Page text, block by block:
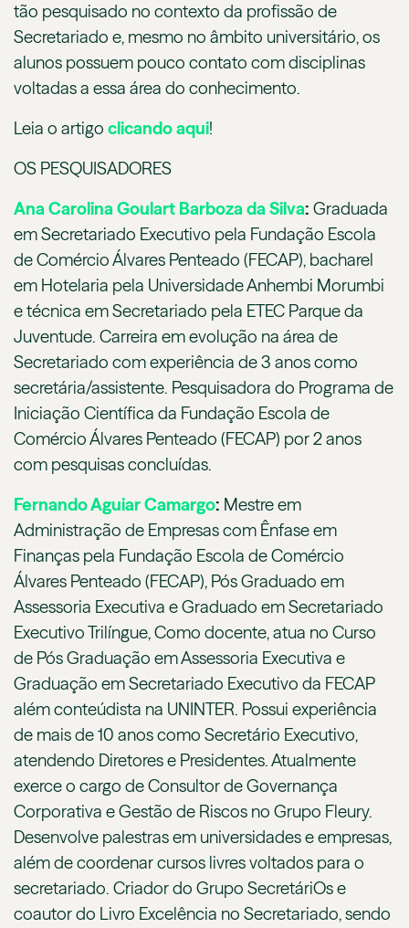
tão pesquisado no contexto da profissão de
Secretariado e, mesmo no âmbito universitário, os
alunos possuem pouco contato com disciplinas
voltadas a essa área do conhecimento.
Leia o artigo clicando aqui!
OS PESQUISADORES
Ana Carolina Goulart Barboza da Silva: Graduada
em Secretariado Executivo pela Fundação Escola
de Comércio Álvares Penteado (FECAP), bacharel
em Hotelaria pela Universidade Anhembi Morumbi
e técnica em Secretariado pela ETEC Parque da
Juventude. Carreira em evolução na área de
Secretariado com experiência de 3 anos como
secretária/assistente. Pesquisadora do Programa de
Iniciação Científica da Fundação Escola de
Comércio Álvares Penteado (FECAP) por 2 anos
com pesquisas concluídas.
Fernando Aguiar Camargo: Mestre em
Administração de Empresas com Ênfase em
Finanças pela Fundação Escola de Comércio
Álvares Penteado (FECAP), Pós Graduado em
Assessoria Executiva e Graduado em Secretariado
Executivo Trilíngue, Como docente, atua no Curso
de Pós Graduação em Assessoria Executiva e
Graduação em Secretariado Executivo da FECAP
além conteúdista na UNINTER. Possui experiência
de mais de 10 anos como Secretário Executivo,
atendendo Diretores e Presidentes. Atualmente
exerce o cargo de Consultor de Governança
Corporativa e Gestão de Riscos no Grupo Fleury.
Desenvolve palestras em universidades e empresas,
além de coordenar cursos livres voltados para o
secretariado. Criador do Grupo SecretáriOs e
coautor do Livro Excelência no Secretariado, sendo